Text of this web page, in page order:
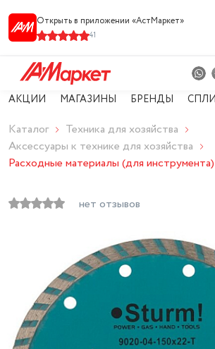
Открыть в приложении «АстМарке‪т‬»
41
АКЦИИ МАГАЗИНЫ БРЕНДЫ
Каталог
Техника для хозяйства
Аксессуары к технике для хозяйства
Расходные материалы (для инструмента)
нет отзывов